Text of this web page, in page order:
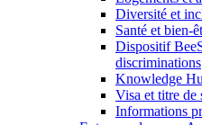
Diversité et
Santé et bien-
Dispositif
discriminations
Knowledge
Visa et titre de
Informations